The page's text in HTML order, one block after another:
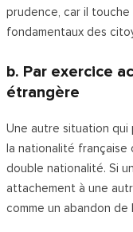
prudence, car il
fondamentaux des
b. Par exercice
étrangère
Une autre situation
la nationalité française
double nationalité. Si
attachement à une
comme un abandon